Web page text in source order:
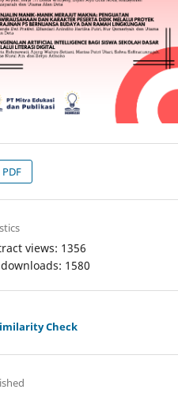
PDF
views: 1356
downloads: 1580
Check